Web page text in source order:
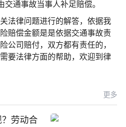
通事故当事人补足赔偿。
法律问题进行的解答，依据我
赔偿金额是是依据交通事故责
公司赔付，双方都有责任的，
要法律方面的帮助，欢迎到律
更多
劳动合